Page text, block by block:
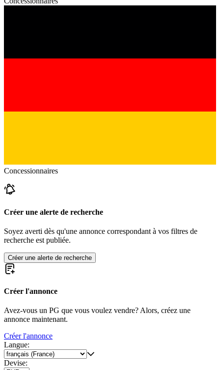
Concessionnaires
Créer une alerte de recherche
Soyez averti dès qu'une annonce correspondant à vos filtres de
recherche est publiée.
Créer une alerte de recherche
Créer l'annonce
Avez-vous un PG que vous voulez vendre? Alors, créez une
annonce maintenant.
Créer l'annonce
Langue:
Devise: